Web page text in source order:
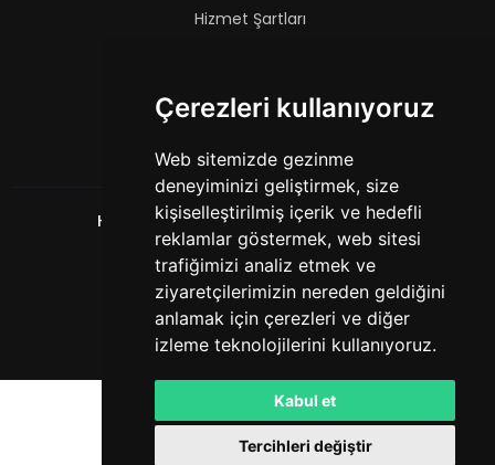
Çerezleri kullanıyoruz
Web sitemizde gezinme
deneyiminizi geliştirmek, size
kişiselleştirilmiş içerik ve hedefli
reklamlar göstermek, web sitesi
trafiğimizi analiz etmek ve
ziyaretçilerimizin nereden geldiğini
anlamak için çerezleri ve diğer
izleme teknolojilerini kullanıyoruz.
Kabul et
Tercihleri değiştir
Hizmet Şartları
FORMLAR
HashCube. Tüm hakları saklıdır. © 2026
Powered byLeaderOS
Türkçe CZK